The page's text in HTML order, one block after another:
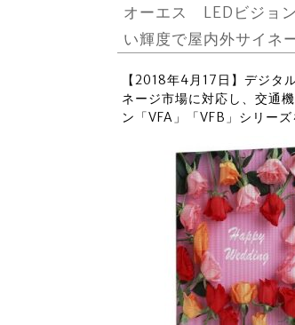
オーエス LEDビジョ
い輝度で屋内外サイネ
【2018年4月17日】デジタ
ネージ市場に対応し、交通
ン「VFA」「VFB」シリーズ